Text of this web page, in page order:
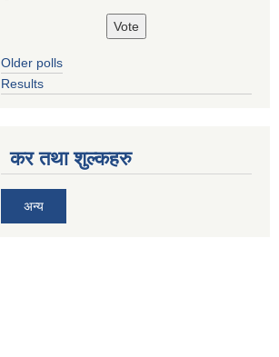
Older polls
Results
कर तथा शुल्कहरु
अन्य